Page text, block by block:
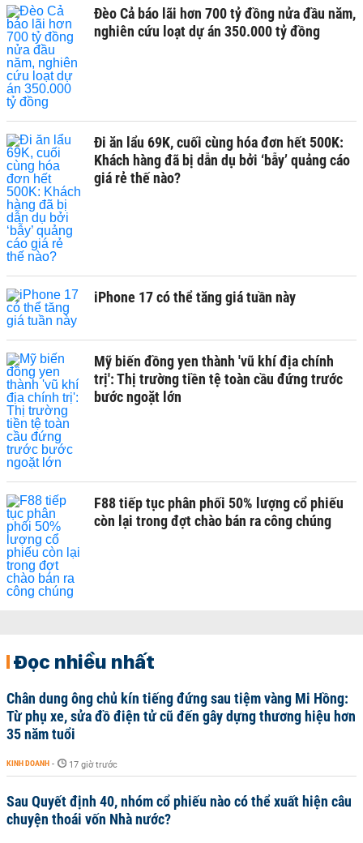
Đèo Cả báo lãi hơn 700 tỷ đồng nửa đầu năm,
nghiên cứu loạt dự án 350.000 tỷ đồng
Đi ăn lẩu 69K, cuối cùng hóa đơn hết 500K:
Khách hàng đã bị dẫn dụ bởi ‘bẫy’ quảng cáo
giá rẻ thế nào?
iPhone 17 có thể tăng giá tuần này
Mỹ biến đồng yen thành 'vũ khí địa chính
trị': Thị trường tiền tệ toàn cầu đứng trước
bước ngoặt lớn
F88 tiếp tục phân phối 50% lượng cổ phiếu
còn lại trong đợt chào bán ra công chúng
Đọc nhiều nhất
Chân dung ông chủ kín tiếng đứng sau tiệm vàng Mi Hồng:
Từ phụ xe, sửa đồ điện tử cũ đến gây dựng thương hiệu hơn
35 năm tuổi
KINH DOANH - 17 giờ trước
Sau Quyết định 40, nhóm cổ phiếu nào có thể xuất hiện câu
chuyện thoái vốn Nhà nước?